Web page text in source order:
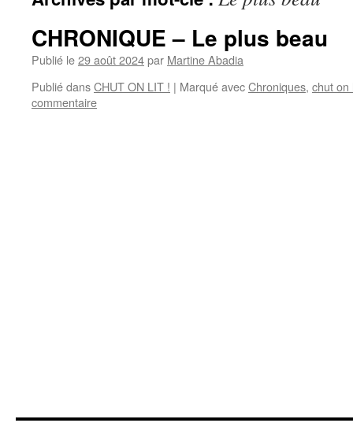
CHRONIQUE – Le plus beau
Publié le29 août 2024par Martine Abadia
Publié dansCHUT ON LIT ! | Marqué avecChroniques, chut on
commentaire